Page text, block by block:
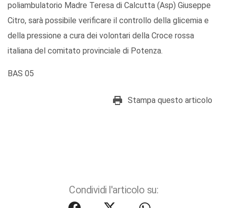
poliambulatorio Madre Teresa di Calcutta (Asp) Giuseppe
Citro, sarà possibile verificare il controllo della glicemia e
della pressione a cura dei volontari della Croce rossa
italiana del comitato provinciale di Potenza.
BAS 05
Stampa questo articolo
Condividi l'articolo su: